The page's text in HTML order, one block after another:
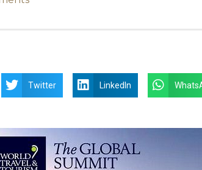
Twitter LinkedIn